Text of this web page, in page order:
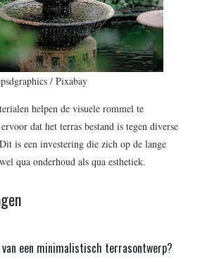
/ Pixabay
helpen de visuele rommel te
dat het terras bestand is tegen diverse
is een investering die zich op de lange
qua onderhoud als qua esthetiek.
een minimalistisch terrasontwerp?